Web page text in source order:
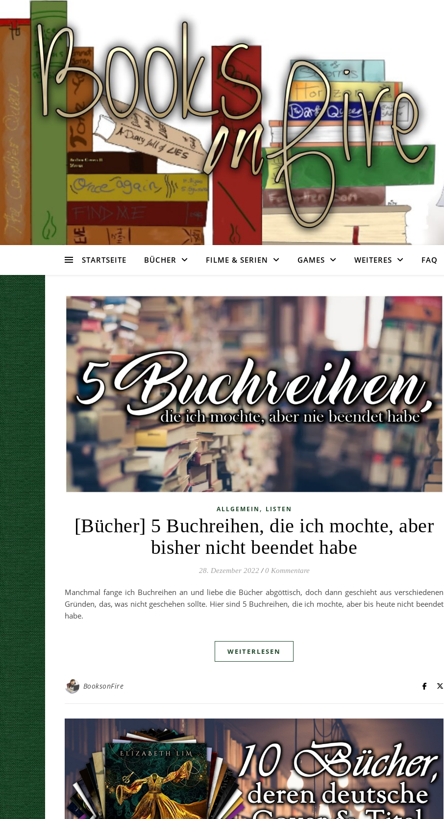
STARTSEITE BÜCHER FILME & SERIEN GAMES WEITERES FAQ
ALLGEMEIN , LISTEN
[Bücher] 5 Buchreihen, die ich mochte, aber
bisher nicht beendet habe
28. Dezember 2022 / 0 Kommentare
Manchmal fange ich Buchreihen an und liebe die Bücher abgöttisch, doch dann geschieht aus verschiedenen
Gründen, das, was nicht geschehen sollte. Hier sind 5 Buchreihen, die ich mochte, aber bis heute nicht beendet
habe.
WEITERLESEN
BooksonFire